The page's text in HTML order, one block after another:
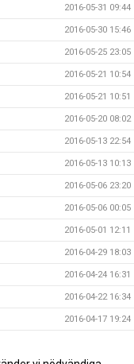
2016-05-31 09:44
2016-05-30 15:46
2016-05-25 23:05
2016-05-21 10:54
2016-05-21 10:51
2016-05-20 08:02
2016-05-13 22:54
2016-05-13 10:13
2016-05-06 23:20
2016-05-06 00:05
2016-05-01 12:11
2016-04-29 18:03
2016-04-24 16:31
2016-04-22 16:34
2016-04-17 19:24